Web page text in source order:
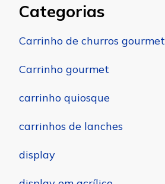
Categorias
Carrinho de churros gourmet
Carrinho gourmet
carrinho quiosque
carrinhos de lanches
display